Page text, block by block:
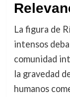
La figura de
intensos
comunidad
la gravedad
humanos